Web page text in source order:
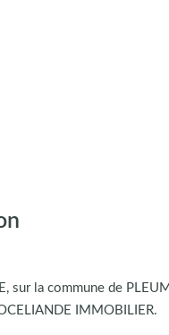
sur la commune de
IMMOBILIER.